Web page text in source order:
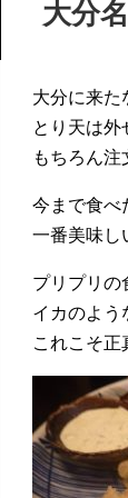
大分
大分に来た
とり天は外
もちろん注
今まで食べ
一番美味し
プリプリの
イカのよう
これこそ正